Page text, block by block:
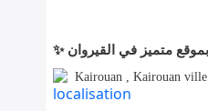
Kairouan , Kairouan ville